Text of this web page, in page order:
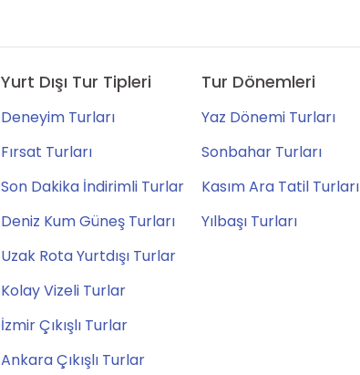
Yurt Dışı Tur Tipleri
Deneyim Turları
Fırsat Turları
Son Dakika İndirimli Turlar
Deniz Kum Güneş Turları
Uzak Rota Yurtdışı Turlar
Kolay Vizeli Turlar
İzmir Çıkışlı Turlar
Ankara Çıkışlı Turlar
Tur Dönemleri
Yaz Dönemi Turları
Sonbahar Turları
Kasım Ara Tatil Turları
Yılbaşı Turları